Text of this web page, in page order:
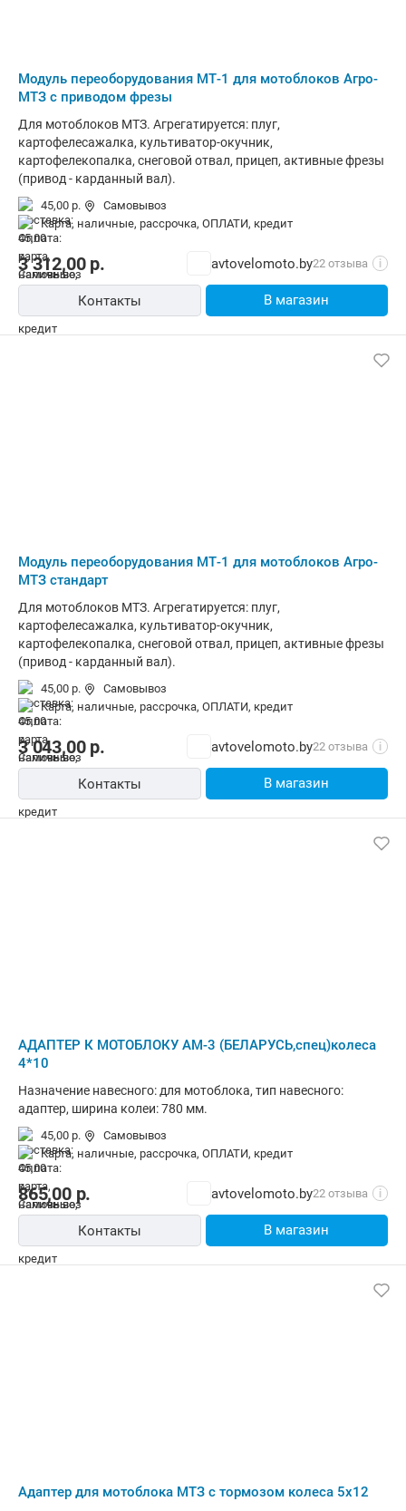
Модуль переоборудования МТ-1 для мотоблоков Агро-
МТЗ с приводом фрезы
Для мотоблоков МТЗ. Агрегатируется: плуг,
картофелесажалка, культиватор-окучник,
картофелекопалка, снеговой отвал, прицеп, активные фрезы
(привод - карданный вал).
45,00 р.
Самовывоз
карта, наличные, рассрочка, ОПЛАТИ, кредит
3 312,00р. avtovelomoto.by22 отзыва i
Контакты В магазин
Модуль переоборудования МТ-1 для мотоблоков Агро-
МТЗ стандарт
Для мотоблоков МТЗ. Агрегатируется: плуг,
картофелесажалка, культиватор-окучник,
картофелекопалка, снеговой отвал, прицеп, активные фрезы
(привод - карданный вал).
45,00 р.
Самовывоз
карта, наличные, рассрочка, ОПЛАТИ, кредит
3 043,00р. avtovelomoto.by22 отзыва i
Контакты В магазин
АДАПТЕР К МОТОБЛОКУ АМ-3 (БЕЛАРУСЬ,спец)колеса
4*10
Назначение навесного: для мотоблока, тип навесного:
адаптер, ширина колеи: 780 мм.
45,00 р.
Самовывоз
карта, наличные, рассрочка, ОПЛАТИ, кредит
865,00р. avtovelomoto.by22 отзыва i
Контакты В магазин
Адаптер для мотоблока МТЗ с тормозом колеса 5х12